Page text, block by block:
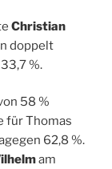
Christian
doppelt
%.
58 %
für Thomas
62,8 %.
am